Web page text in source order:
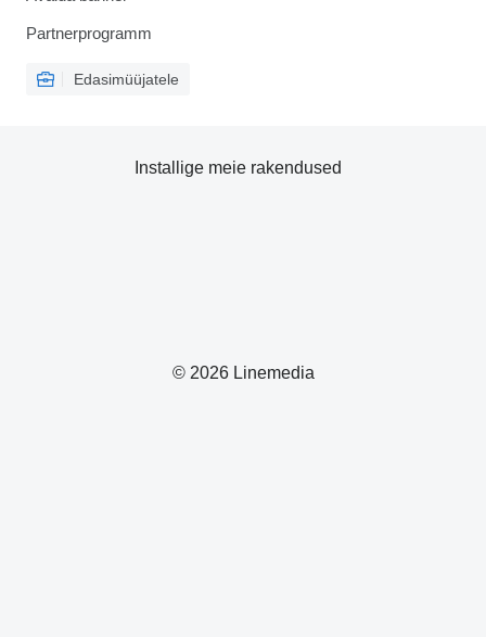
Partnerprogramm
Edasimüüjatele
© 2026 Linemedia
Installige meie rakendused